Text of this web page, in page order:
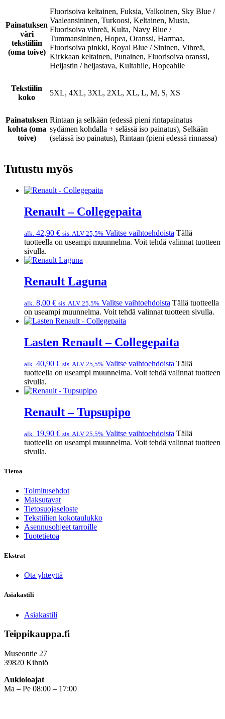
Painatuksen
väri
tekstiiliin
(oma toive)
Fluorisoiva keltainen, Fuksia, Valkoinen, Sky Blue /
Vaaleansininen, Turkoosi, Keltainen, Musta,
Fluorisoiva vihreä, Kulta, Navy Blue /
Tummansininen, Hopea, Oranssi, Harmaa,
Fluorisoiva pinkki, Royal Blue / Sininen, Vihreä,
Kirkkaan keltainen, Punainen, Fluorisoiva oranssi,
Heijastin / heijastava, Kultahile, Hopeahile
Tekstiilin
koko
5XL, 4XL, 3XL, 2XL, XL, L, M, S, XS
Painatuksen
kohta (oma
toive)
Rintaan ja selkään (edessä pieni rintapainatus
sydämen kohdalla + selässä iso painatus), Selkään
(selässä iso painatus), Rintaan (pieni edessä rinnassa)
Tutustu myös
Renault – Collegepaita
alk. 42,90 € sis. ALV 25,5% Valitse vaihtoehdoista Tällä
tuotteella on useampi muunnelma. Voit tehdä valinnat tuotteen
sivulla.
Renault Laguna
alk. 8,00 € sis. ALV 25,5% Valitse vaihtoehdoista Tällä tuotteella
on useampi muunnelma. Voit tehdä valinnat tuotteen sivulla.
Lasten Renault – Collegepaita
alk. 40,90 € sis. ALV 25,5% Valitse vaihtoehdoista Tällä
tuotteella on useampi muunnelma. Voit tehdä valinnat tuotteen
sivulla.
Renault – Tupsupipo
alk. 19,90 € sis. ALV 25,5% Valitse vaihtoehdoista Tällä
tuotteella on useampi muunnelma. Voit tehdä valinnat tuotteen
sivulla.
Tietoa
Toimitusehdot
Maksutavat
Tietosuojaseloste
Tekstiilien kokotaulukko
Asennusohjeet tarroille
Tuotetietoa
Ekstrat
Ota yhteyttä
Asiakastili
Asiakastili
Teippikauppa.fi
Museontie 27
39820 Kihniö
Aukioloajat
Ma – Pe 08:00 – 17:00